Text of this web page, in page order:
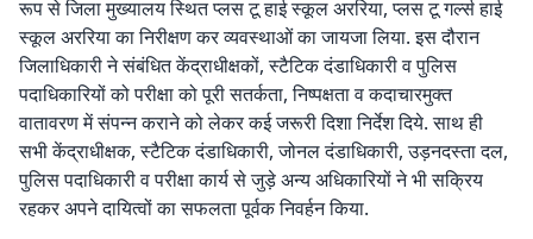
रूप से जिला मुख्यालय स्थित प्लस टू हाई स्कूल अररिया, प्लस टू गर्ल्स हाई
स्कूल अररिया का निरीक्षण कर व्यवस्थाओं का जायजा लिया. इस दौरान
जिलाधिकारी ने संबंधित केंद्राधीक्षकों, स्टैटिक दंडाधिकारी व पुलिस
पदाधिकारियों को परीक्षा को पूरी सतर्कता, निष्पक्षता व कदाचारमुक्त
वातावरण में संपन्न कराने को लेकर कई जरूरी दिशा निर्देश दिये. साथ ही
सभी केंद्राधीक्षक, स्टैटिक दंडाधिकारी, जोनल दंडाधिकारी, उड़नदस्ता दल,
पुलिस पदाधिकारी व परीक्षा कार्य से जुड़े अन्य अधिकारियों ने भी सक्रिय
रहकर अपने दायित्वों का सफलता पूर्वक निवर्हन किया.